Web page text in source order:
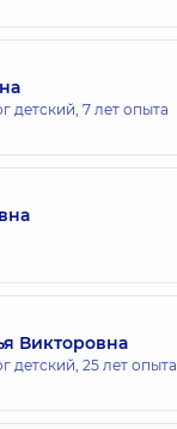
детский, 7 лет опыта
Викторовна
детский, 25 лет опыта